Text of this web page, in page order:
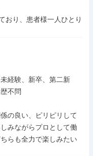
おり、患者様一人ひとり
経験、新卒、第二新
不問
の良い、ピリピリして
みながらプロとして働
らも全力で楽しみたい